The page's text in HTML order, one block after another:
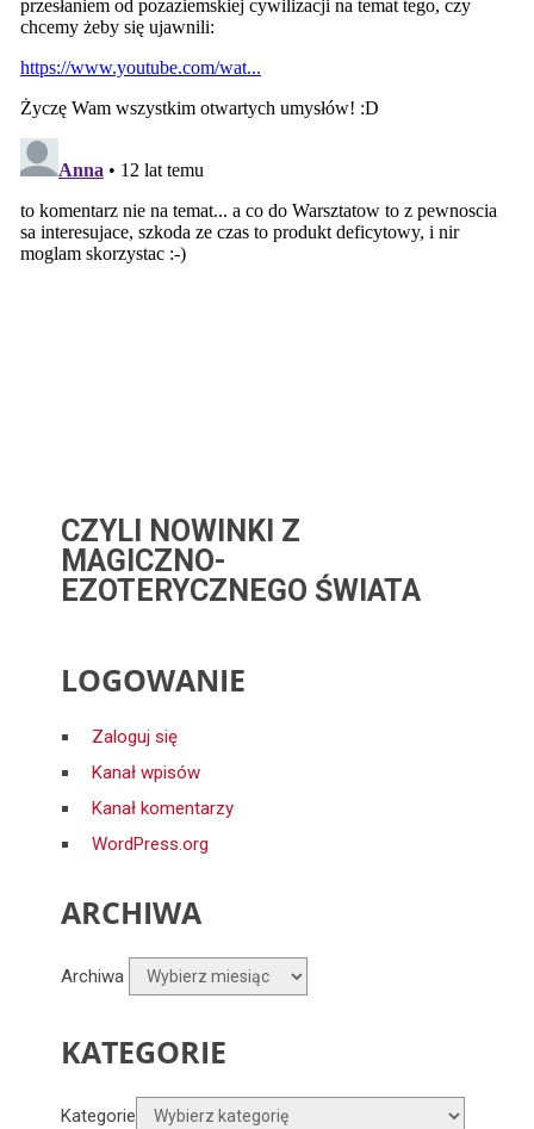
CZYLI NOWINKI Z
MAGICZNO-
EZOTERYCZNEGO ŚWIATA
LOGOWANIE
Zaloguj się
Kanał wpisów
Kanał komentarzy
WordPress.org
ARCHIWA
Archiwa
KATEGORIE
Kategorie